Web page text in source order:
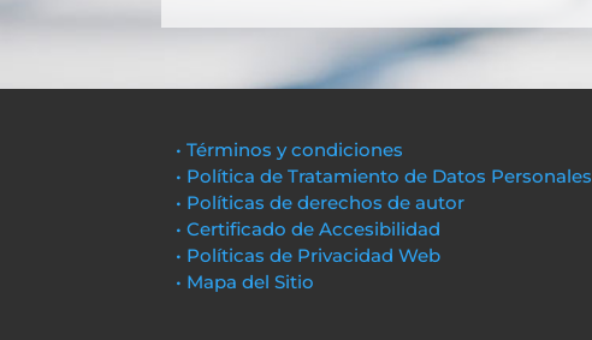
• Términos y condiciones
• Política de Tratamiento de Datos Personales
• Políticas de derechos de autor
• Certificado de Accesibilidad
• Políticas de Privacidad Web
• Mapa del Sitio